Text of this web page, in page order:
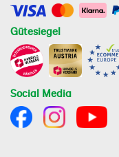
Gütesiegel
Social Media